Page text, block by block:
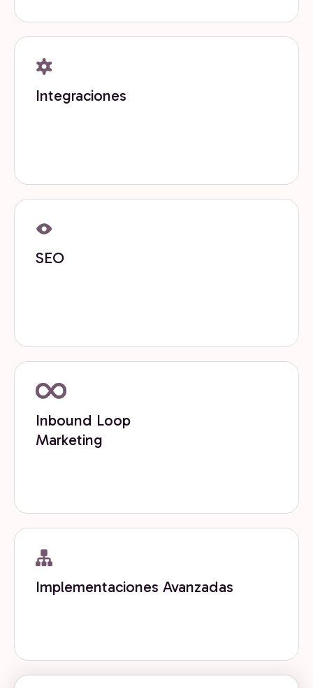
Integraciones
SEO
Inbound Loop
Marketing
Implementaciones Avanzadas